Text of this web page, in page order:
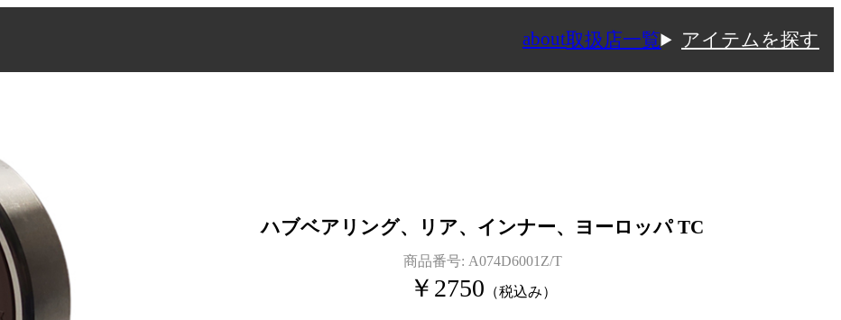
about取扱店一覧 アイテムを探す
ハブベアリング、リア、インナー、ヨーロッパ TC
商品番号: A074D6001Z/T
￥ 2750 （税込み）